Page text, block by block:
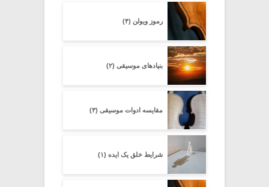
رموز ویولن (۴)
بنیادهای موسیقی (۲)
مقایسه ادوات موسیقی (۳)
شرایط خلق یک ایده (۱)